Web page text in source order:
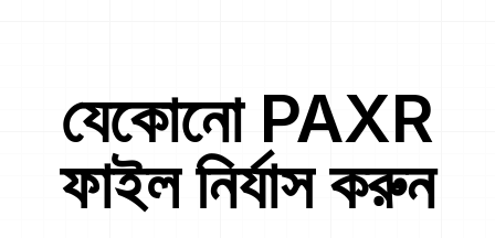
যেকোনো PAXR
ফাইল নির্যাস করুন